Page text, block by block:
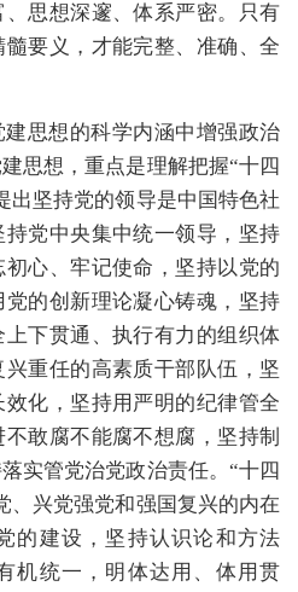
思想深邃、体系严密。只有
要义，才能完整、准确、全
思想的科学内涵中增强政治
思想，重点是理解把握“十四
出坚持党的领导是中国特色社
党中央集中统一领导，坚持
心、牢记使命，坚持以党的
的创新理论凝心铸魂，坚持
下贯通、执行有力的组织体
重任的高素质干部队伍，坚
化，坚持用严明的纪律管全
敢腐不能腐不想腐，坚持制
实管党治党政治责任。“十四
、兴党强党和强国复兴的内在
的建设，坚持认识论和方法
机统一，明体达用、体用贯